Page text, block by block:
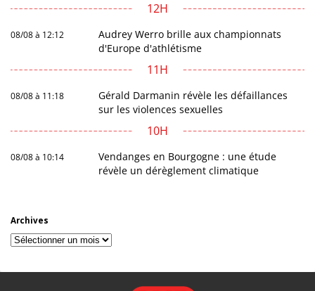
12H
08/08 à 12:12
Audrey Werro brille aux championnats
d'Europe d'athlétisme
11H
08/08 à 11:18
Gérald Darmanin révèle les défaillances
sur les violences sexuelles
10H
08/08 à 10:14
Vendanges en Bourgogne : une étude
révèle un dérèglement climatique
Archives
Archives